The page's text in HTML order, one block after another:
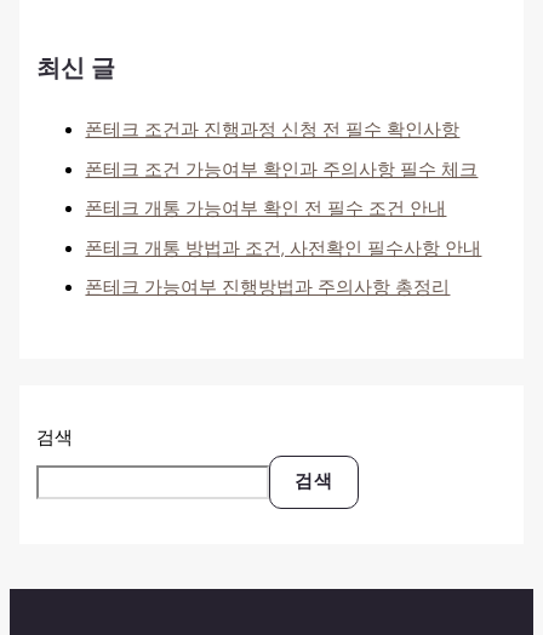
최신 글
폰테크 조건과 진행과정 신청 전 필수 확인사항
폰테크 조건 가능여부 확인과 주의사항 필수 체크
폰테크 개통 가능여부 확인 전 필수 조건 안내
폰테크 개통 방법과 조건, 사전확인 필수사항 안내
폰테크 가능여부 진행방법과 주의사항 총정리
검색
검색